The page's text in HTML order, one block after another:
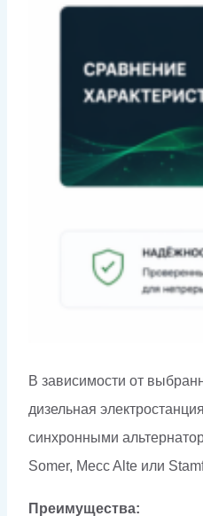
В зависимости от
дизельная
синхронными
Somer, Mecc Alte или
Преимущества: